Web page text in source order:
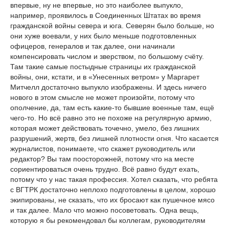
впервые, ну не впервые, но это наиболее выпукло,
например, проявилось в Соединенных Штатах во время
гражданской войны севера и юга. Северян было больше, но
они хуже воевали, у них было меньше подготовленных
офицеров, генералов и так далее, они начинали
компенсировать числом и зверством, по большому счёту.
Там такие самые постыдные страницы их гражданской
войны, они, кстати, и в «Унесенных ветром» у Маргарет
Митчелл достаточно выпукло изображены. И здесь ничего
нового в этом смысле не может произойти, потому что
ополчение, да, там есть какие-то бывшие военные там, ещё
чего-то. Но всё равно это не похоже на регулярную армию,
которая может действовать точечно, умело, без лишних
разрушений, жертв, без лишней плотности огня. Что касается
журналистов, понимаете, что скажет руководитель или
редактор? Вы там поосторожней, потому что на месте
сориентироваться очень трудно. Всё равно будут ехать,
потому что у нас такая профессия. Хотел сказать, что ребята
с ВГТРК достаточно неплохо подготовлены в целом, хорошо
экипированы, не сказать, что их бросают как пушечное мясо
и так далее. Мало что можно посоветовать. Одна вещь,
которую я бы рекомендовал бы коллегам, руководителям